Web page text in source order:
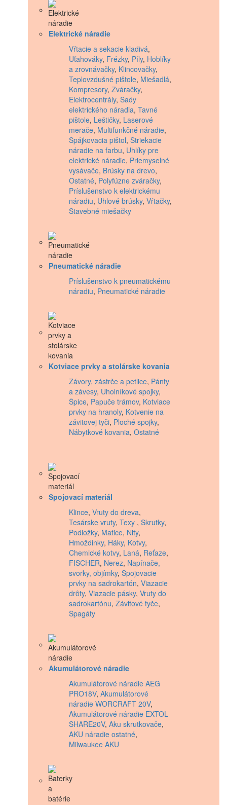
Elektrické náradie
Vŕtacie a sekacie kladivá,
Uťahováky, Frézky, Píly, Hoblíky
a zrovnávačky, Klincovačky,
Teplovzdušné pištole, Miešadlá,
Kompresory, Zváračky,
Elektrocentrály, Sady
elektrického náradia, Tavné
pištole, Leštičky, Laserové
merače, Multifunkčné náradie,
Spájkovacia pištol, Striekacie
náradie na farbu, Uhlíky pre
elektrické náradie, Priemyselné
vysávače, Brúsky na drevo,
Ostatné, Polyfúzne zváračky,
Príslušenstvo k elektrickému
náradiu, Uhlové brúsky, Vŕtačky,
Stavebné miešačky
Pneumatické náradie
Príslušenstvo k pneumatickému
náradiu, Pneumatické náradie
Kotviace prvky a stolárske kovania
Závory, zástrče a petlice, Pánty
a závesy, Uholníkové spojky,
Špice, Papuče trámov, Kotviace
prvky na hranoly, Kotvenie na
závitovej tyči, Ploché spojky,
Nábytkové kovania, Ostatné
Spojovací materiál
Klince, Vruty do dreva,
Tesárske vruty, Texy , Skrutky,
Podložky, Matice, Nity,
Hmoždinky, Háky, Kotvy,
Chemické kotvy, Laná, Reťaze,
FISCHER, Nerez, Napínače,
svorky, objímky, Spojovacie
prvky na sadrokartón, Viazacie
drôty, Viazacie pásky, Vruty do
sadrokartónu, Závitové tyče,
Špagáty
Akumulátorové náradie
Akumulátorové náradie AEG
PRO18V, Akumulátorové
náradie WORCRAFT 20V,
Akumulátorové náradie EXTOL
SHARE20V, Aku skrutkovače,
AKU náradie ostatné,
Milwaukee AKU